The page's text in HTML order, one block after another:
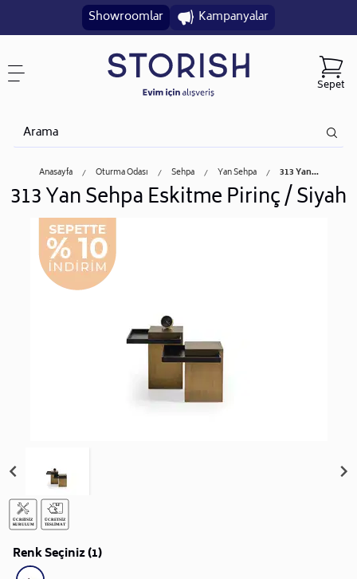
Showroomlar Kampanyalar
Sepet
Anasayfa Oturma Odası Sehpa Yan Sehpa 313 Yan...
313 Yan Sehpa Eskitme Pirinç / Siyah
Renk Seçiniz (1)